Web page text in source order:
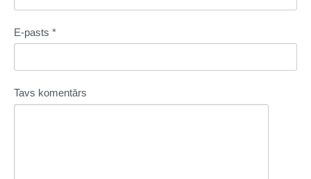
E-pasts *
Tavs komentārs